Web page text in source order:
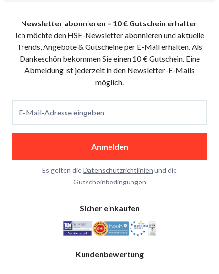
Newsletter abonnieren – 10 € Gutschein erhalten
Ich möchte den HSE-Newsletter abonnieren und aktuelle
Trends, Angebote & Gutscheine per E-Mail erhalten. Als
Dankeschön bekommen Sie einen 10 € Gutschein. Eine
Abmeldung ist jederzeit in den Newsletter-E-Mails
möglich.
E-Mail-Adresse eingeben
Anmelden
Es gelten dieDatenschutzrichtlinien und die
Gutscheinbedingungen
Sicher einkaufen
Kundenbewertung